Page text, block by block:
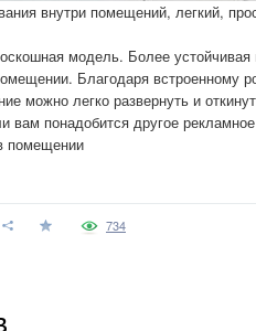
внутри помещений, легкий,
модель. Более устойчивая
Благодаря встроенному
можно легко развернуть и
вам понадобится другое
помещении
734